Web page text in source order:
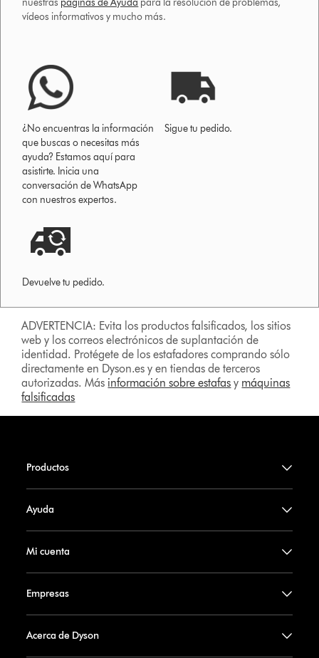
vídeos informativos y mucho más.
¿No encuentras la información
que buscas o necesitas más
ayuda? Estamos aquí para
asistirte. Inicia una
conversación de WhatsApp
con nuestros expertos.
Sigue tu pedido.
Devuelve tu pedido.
ADVERTENCIA: Evita los productos falsificados, los sitios
web y los correos electrónicos de suplantación de
identidad. Protégete de los estafadores comprando sólo
directamente en Dyson.es y en tiendas de terceros
autorizadas. Más información sobre estafas y máquinas
falsificadas
Productos
Ayuda
Mi cuenta
Empresas
Acerca de Dyson